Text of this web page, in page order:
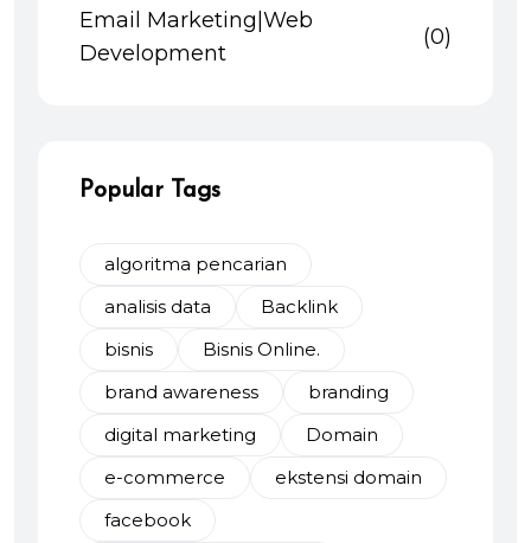
Email Marketing|Web
Development
(0)
Popular Tags
algoritma pencarian
analisis data
Backlink
bisnis
Bisnis Online.
brand awareness
branding
digital marketing
Domain
e-commerce
ekstensi domain
facebook